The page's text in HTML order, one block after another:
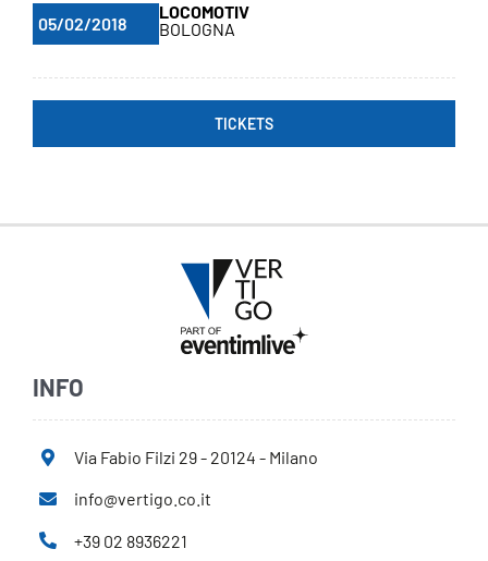
05/02/2018
LOCOMOTIV
BOLOGNA
TICKETS
INFO
Via Fabio Filzi 29 - 20124 - Milano
info@vertigo.co.it
+39 02 8936221